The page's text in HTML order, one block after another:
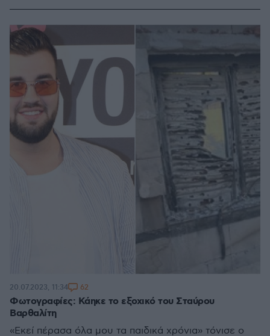
Φωτογραφίες: Κάηκε το εξοχικό του Σταύρου
Βαρθαλίτη
«Εκεί πέρασα όλα μου τα παιδικά χρόνια» τόνισε ο
20.07.2023, 11:34 62